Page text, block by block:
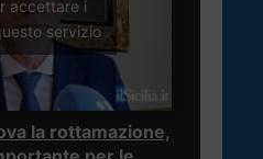
accettare i
servizio
la rottamazione,